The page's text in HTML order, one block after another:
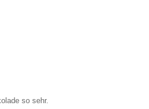
so sehr.